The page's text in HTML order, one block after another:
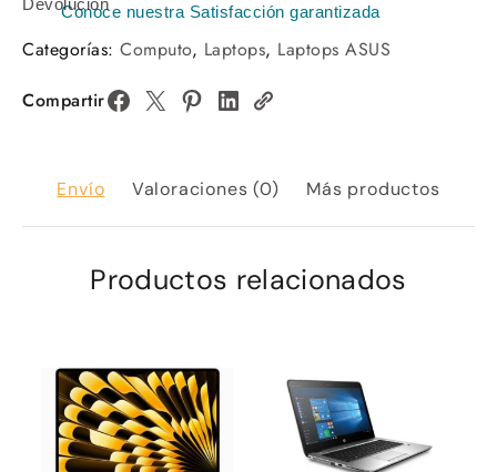
Conoce nuestra Satisfacción garantizada
Categorías: Computo, Laptops, Laptops ASUS
Compartir
Envío Valoraciones (0) Más productos
Productos relacionados